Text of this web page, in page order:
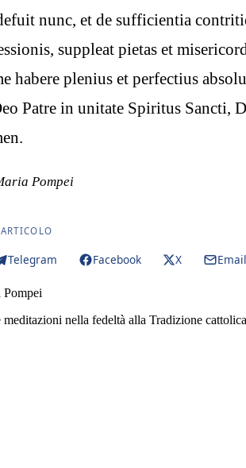
nunc, et de sufficientia
suppleat pietas et
habere plenius et perfectius
Patre in unitate Spiritus Sancti,
Pompei
Telegram Facebook X Email
meditazioni nella fedeltà alla Tradizione